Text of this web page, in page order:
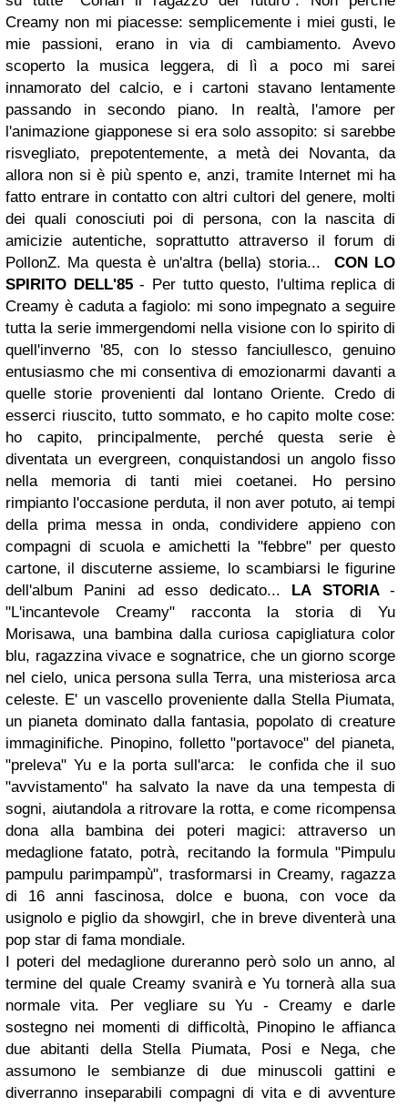
Creamy non mi piacesse: semplicemente i miei gusti, le
mie passioni, erano in via di cambiamento. Avevo
scoperto la musica leggera, di lì a poco mi sarei
innamorato del calcio, e i cartoni stavano lentamente
passando in secondo piano. In realtà, l'amore per
l'animazione giapponese si era solo assopito: si sarebbe
risvegliato, prepotentemente, a metà dei Novanta, da
allora non si è più spento e, anzi, tramite Internet mi ha
fatto entrare in contatto con altri cultori del genere, molti
dei quali conosciuti poi di persona, con la nascita di
amicizie autentiche, soprattutto attraverso il forum di
PollonZ. Ma questa è un'altra (bella) storia... CON LO
SPIRITO DELL'85- Per tutto questo, l'ultima replica di
Creamy è caduta a fagiolo: mi sono impegnato a seguire
tutta la serie immergendomi nella visione con lo spirito di
quell'inverno '85, con lo stesso fanciullesco, genuino
entusiasmo che mi consentiva di emozionarmi davanti a
quelle storie provenienti dal lontano Oriente. Credo di
esserci riuscito, tutto sommato, e ho capito molte cose:
ho capito, principalmente, perché questa serie è
diventata un evergreen, conquistandosi un angolo fisso
nella memoria di tanti miei coetanei. Ho persino
rimpianto l'occasione perduta, il non aver potuto, ai tempi
della prima messa in onda, condividere appieno con
compagni di scuola e amichetti la "febbre" per questo
cartone, il discuterne assieme, lo scambiarsi le figurine
dell'album Panini ad esso dedicato... LA STORIA-
"L'incantevole Creamy" racconta la storia di Yu
Morisawa, una bambina dalla curiosa capigliatura color
blu, ragazzina vivace e sognatrice, che un giorno scorge
nel cielo, unica persona sulla Terra, una misteriosa arca
celeste. E' un vascello proveniente dalla Stella Piumata,
un pianeta dominato dalla fantasia, popolato di creature
immaginifiche. Pinopino, folletto "portavoce" del pianeta,
"preleva" Yu e la porta sull'arca: le confida che il suo
"avvistamento" ha salvato la nave da una tempesta di
sogni, aiutandola a ritrovare la rotta, e come ricompensa
dona alla bambina dei poteri magici: attraverso un
medaglione fatato, potrà, recitando la formula "Pimpulu
pampulu parimpampù", trasformarsi in Creamy, ragazza
di 16 anni fascinosa, dolce e buona, con voce da
usignolo e piglio da showgirl, che in breve diventerà una
pop star di fama mondiale.
I poteri del medaglione dureranno però solo un anno, al
termine del quale Creamy svanirà e Yu tornerà alla sua
normale vita. Per vegliare su Yu - Creamy e darle
sostegno nei momenti di difficoltà, Pinopino le affianca
due abitanti della Stella Piumata, Posi e Nega, che
assumono le sembianze di due minuscoli gattini e
diverranno inseparabili compagni di vita e di avventure